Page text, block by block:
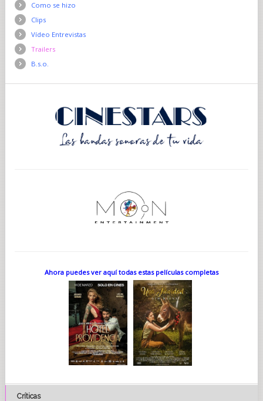
Como se hizo
Clips
Vídeo Entrevistas
Trailers
B.s.o.
Ahora puedes ver aquí todas estas películas completas
Críticas